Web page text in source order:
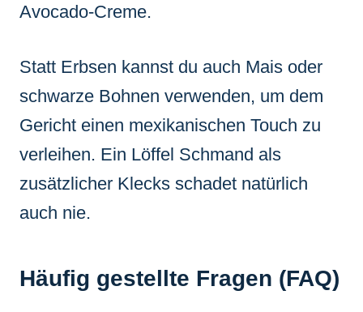
Avocado-Creme.
Statt Erbsen kannst du auch Mais oder
schwarze Bohnen verwenden, um dem
Gericht einen mexikanischen Touch zu
verleihen. Ein Löffel Schmand als
zusätzlicher Klecks schadet natürlich
auch nie.
Häufig gestellte Fragen (FAQ)